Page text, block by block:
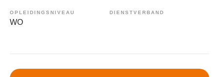
OPLEIDINGSNIVEAU
WO
DIENSTVERBAND